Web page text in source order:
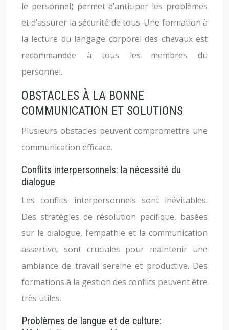
le personnel) permet d’anticiper les problèmes
et d’assurer la sécurité de tous. Une formation à
la lecture du langage corporel des chevaux est
recommandée à tous les membres du
personnel.
OBSTACLES À LA BONNE
COMMUNICATION ET SOLUTIONS
Plusieurs obstacles peuvent compromettre une
communication efficace.
Conflits interpersonnels: la nécessité du
dialogue
Les conflits interpersonnels sont inévitables.
Des stratégies de résolution pacifique, basées
sur le dialogue, l’empathie et la communication
assertive, sont cruciales pour maintenir une
ambiance de travail sereine et productive. Des
formations à la gestion des conflits peuvent être
très utiles.
Problèmes de langue et de culture: